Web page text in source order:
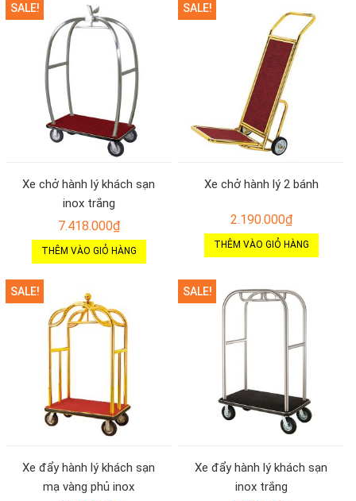
SALE!
Xe chở hành lý khách sạn
inox trắng
7.418.000₫
THÊM VÀO GIỎ HÀNG
SALE!
Xe chở hành lý 2 bánh
2.190.000₫
THÊM VÀO GIỎ HÀNG
SALE!
Xe đẩy hành lý khách sạn
mạ vàng phủ inox
SALE!
Xe đẩy hành lý khách sạn
inox trắng